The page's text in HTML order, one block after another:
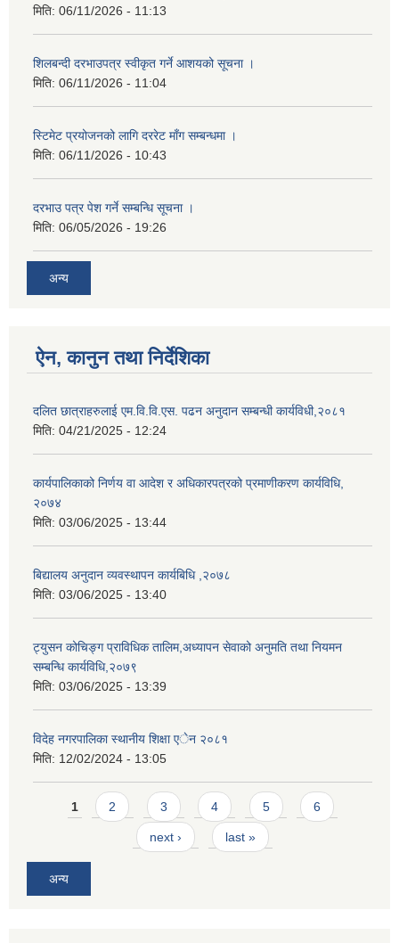
मिति: 06/11/2026 - 11:13
शिलबन्दी दरभाउपत्र स्वीकृत गर्ने आशयको सूचना ।
मिति: 06/11/2026 - 11:04
स्टिमेट प्रयोजनको लागि दररेट माँग सम्बन्धमा ।
मिति: 06/11/2026 - 10:43
दरभाउ पत्र पेश गर्ने सम्बन्धि सूचना ।
मिति: 06/05/2026 - 19:26
अन्य
ऐन, कानुन तथा निर्देशिका
दलित छात्राहरुलाई एम.वि.वि.एस. पढन अनुदान सम्बन्धी कार्यविधी,२०८१
मिति: 04/21/2025 - 12:24
कार्यपालिकाको निर्णय वा आदेश र अधिकारपत्रको प्रमाणीकरण कार्यविधि,
२०७४
मिति: 03/06/2025 - 13:44
बिद्यालय अनुदान व्यवस्थापन कार्यबिधि ,२०७८
मिति: 03/06/2025 - 13:40
ट्युसन कोचिङ्ग प्राविधिक तालिम,अध्यापन सेवाको अनुमति तथा नियमन
सम्बन्धि कार्यविधि,२०७९
मिति: 03/06/2025 - 13:39
विदेह नगरपालिका स्थानीय शिक्षा एेन २०८१
मिति: 12/02/2024 - 13:05
Pages
1 2 3 4 5 6
next › last »
अन्य